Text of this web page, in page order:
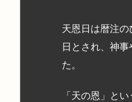
天恩日は暦注
日とされ、神
た。
「天の恩」と